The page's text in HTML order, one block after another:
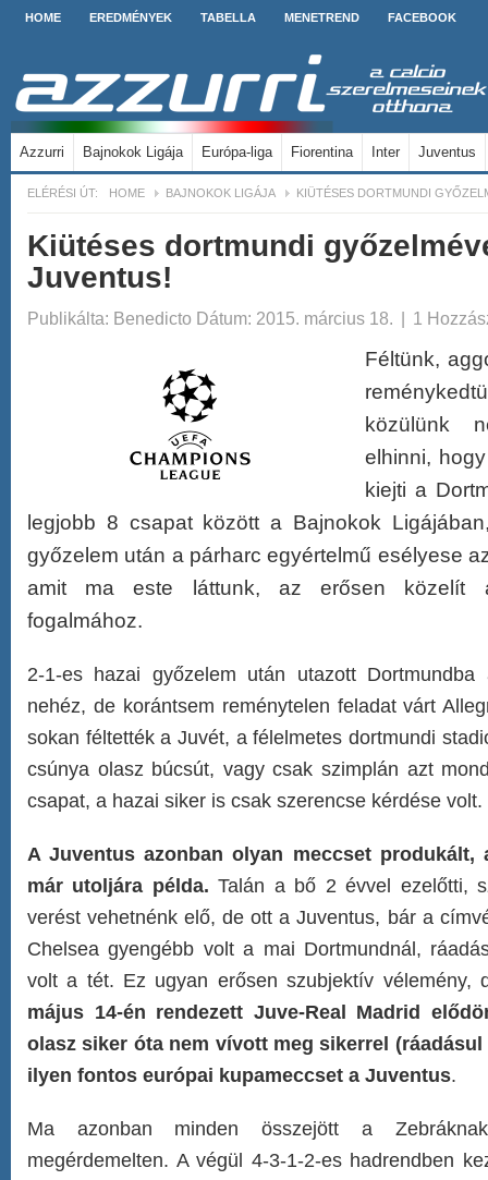
HOME EREDMÉNYEK TABELLA MENETREND FACEBOOK
Azzurri Bajnokok Ligája Európa-liga Fiorentina Inter Juventus
ELÉRÉSI ÚT: HOME BAJNOKOK LIGÁJA KIÜTÉSES DORTMUNDI
Kiütéses dortmundi
Juventus!
Publikálta: Benedicto Dátum: 2015. március 18. | 1
Féltünk,
közülünk
elhinni,
kiejti a
legjobb 8 csapat között a Bajnokok
győzelem után a párharc egyértelmű esélyese
amit ma este láttunk, az erősen közelít
fogalmához.
2-1-es hazai győzelem után utazott
nehéz, de korántsem reménytelen feladat várt
sokan féltették a Juvét, a félelmetes dortmundi
csúnya olasz búcsút, vagy csak szimplán azt
csapat, a hazai siker is csak szerencse kérdése volt.
A Juventus azonban olyan meccset produkált,
már utoljára példa. Talán a bő 2 évvel ezelőtti,
verést vehetnénk elő, de ott a Juventus, bár a
Chelsea gyengébb volt a mai Dortmundnál,
volt a tét. Ez ugyan erősen szubjektív vélemény,
május 14-én rendezett Juve-Real Madrid
olasz siker óta nem vívott meg sikerrel
ilyen fontos európai kupameccset a Juventus.
Ma azonban minden összejött a
megérdemelten. A végül 4-3-1-2-es hadrendben